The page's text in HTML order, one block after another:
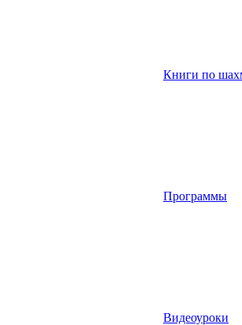
Книги по
Программы
Видеоуроки